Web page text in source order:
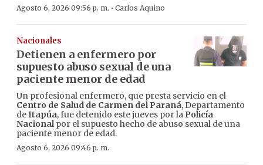
Agosto 6, 2026 09:56 p. m. · Carlos Aquino
Nacionales
Detienen a enfermero por
supuesto abuso sexual de una
paciente menor de edad
Un profesional enfermero, que presta servicio en el
Centro de Salud de Carmen del Paraná, Departamento
deItapúa, fue detenido este jueves por la Policía
Nacionalpor el supuesto hecho de abuso sexual de una
paciente menor de edad.
Agosto 6, 2026 09:46 p. m.